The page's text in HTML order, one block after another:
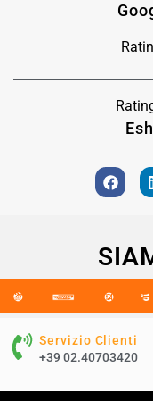
Servizio Clienti
+39 02.40703420